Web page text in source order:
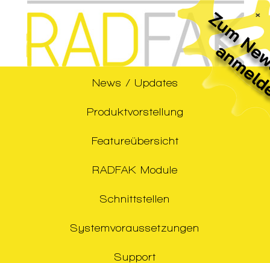
×
News / Updates
Produktvorstellung
Featureübersicht
RADFAK Module
Schnittstellen
Systemvoraussetzungen
Support